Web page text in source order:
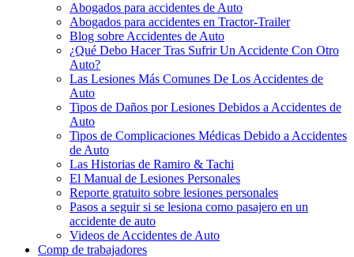
Abogados para accidentes de Auto
Abogados para accidentes en Tractor-Trailer
Blog sobre Accidentes de Auto
¿Qué Debo Hacer Tras Sufrir Un Accidente Con Otro
Auto?
Las Lesiones Más Comunes De Los Accidentes de
Auto
Tipos de Daños por Lesiones Debidos a Accidentes de
Auto
Tipos de Complicaciones Médicas Debido a Accidentes
de Auto
Las Historias de Ramiro & Tachi
El Manual de Lesiones Personales
Reporte gratuito sobre lesiones personales
Pasos a seguir si se lesiona como pasajero en un
accidente de auto
Videos de Accidentes de Auto
Comp de trabajadores